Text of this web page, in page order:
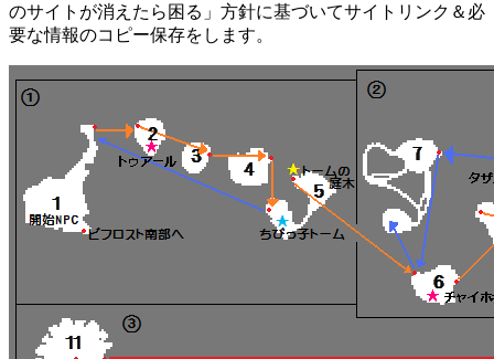
のサイトが消えたら困る」方針に基づいてサイトリンク＆必
要な情報のコピー保存をします。